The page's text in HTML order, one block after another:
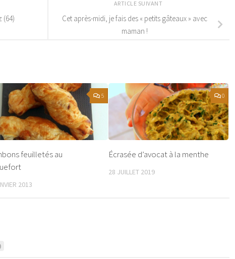
ARTICLE SUIVANT
Cet après-midi, je fais des « petits gâteaux » avec
maman !
(64)
5
feuilletés au
2013
0
Écrasée d’avocat à la menthe
28 JUILLET 2019